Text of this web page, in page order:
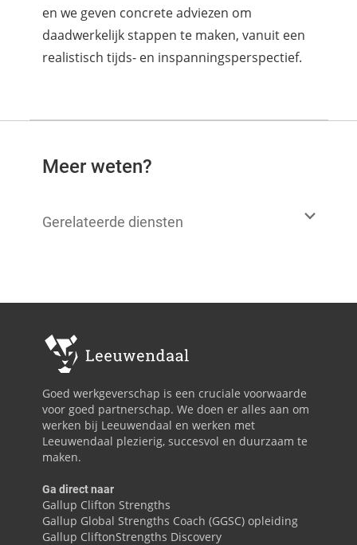
en we geven concrete adviezen om
daadwerkelijk stappen te maken, vanuit een
realistisch tijds- en inspanningsperspectief.
Meer weten?
Gerelateerde diensten
Goed werkgeverschap is een cruciale voorwaarde
voor goed partnerschap. We doen er alles aan om
werken bij Leeuwendaal en werken met
Leeuwendaal plezierig, succesvol en duurzaam te
maken.
Ga direct naar
Gallup Clifton Strengths
Gallup Global Strengths Coach (GGSC) opleiding
Gallup CliftonStrengths Discovery